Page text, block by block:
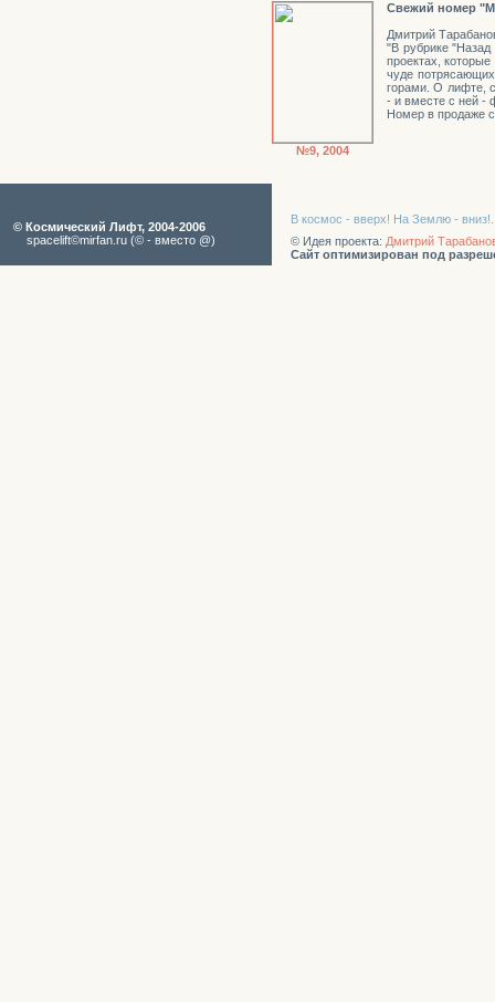
№9, 2004
Свежий номер
Дмитрий
"В рубрике
проектах,
чуде
горами. О лифте,
- и вместе с ней -
Номер в продаже с
© Космический Лифт, 2004-2006
spacelift©mirfan.ru (© - вместо @)
В космос - вверх! На Землю -
© Идея проекта: Дмитрий
Сайт оптимизирован под